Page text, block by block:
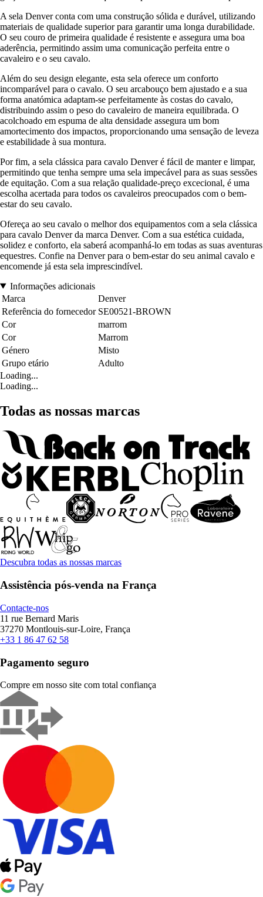
A sela Denver conta com uma construção sólida e durável, utilizando
materiais de qualidade superior para garantir uma longa durabilidade.
O seu couro de primeira qualidade é resistente e assegura uma boa
aderência, permitindo assim uma comunicação perfeita entre o
cavaleiro e o seu cavalo.
Além do seu design elegante, esta sela oferece um conforto
incomparável para o cavalo. O seu arcabouço bem ajustado e a sua
forma anatómica adaptam-se perfeitamente às costas do cavalo,
distribuindo assim o peso do cavaleiro de maneira equilibrada. O
acolchoado em espuma de alta densidade assegura um bom
amortecimento dos impactos, proporcionando uma sensação de leveza
e estabilidade à sua montura.
Por fim, a sela clássica para cavalo Denver é fácil de manter e limpar,
permitindo que tenha sempre uma sela impecável para as suas sessões
de equitação. Com a sua relação qualidade-preço excecional, é uma
escolha acertada para todos os cavaleiros preocupados com o bem-
estar do seu cavalo.
Ofereça ao seu cavalo o melhor dos equipamentos com a sela clássica
para cavalo Denver da marca Denver. Com a sua estética cuidada,
solidez e conforto, ela saberá acompanhá-lo em todas as suas aventuras
equestres. Confie na Denver para o bem-estar do seu animal cavalo e
encomende já esta sela imprescindível.
Informações adicionais
Marca
Denver
Referência do fornecedor SE00521-BROWN
Cor
marrom
Cor
Marrom
Género
Misto
Grupo etário
Adulto
Loading...
Loading...
Todas as nossas marcas
Descubra todas as nossas marcas
Assistência pós-venda na França
Contacte-nos
11 rue Bernard Maris
37270 Montlouis-sur-Loire, França
+33 1 86 47 62 58
Pagamento seguro
Compre em nosso site com total confiança